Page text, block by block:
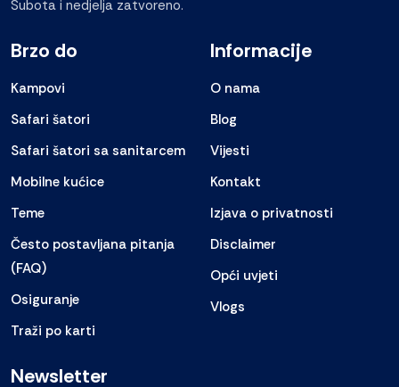
Subota i nedjelja zatvoreno.
Brzo do
Kampovi
Safari šatori
Safari šatori sa sanitarcem
Mobilne kućice
Teme
Često postavljana pitanja
(FAQ)
Osiguranje
Traži po karti
Informacije
O nama
Blog
Vijesti
Kontakt
Izjava o privatnosti
Disclaimer
Opći uvjeti
Vlogs
Newsletter